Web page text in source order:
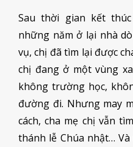
Sau thời gian kết
những năm ở lại nhà
vụ, chị đã tìm lại được
chị đang ở một vùng
không trường học,
đường đi. Nhưng may
cách, cha mẹ chị vẫn
thánh lễ Chúa nhật…